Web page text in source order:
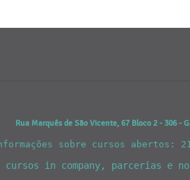
Rua Marquês de São Vicente, 67 Bloco 2 - 306 -
sobre cursos abertos:
cursos in company, parcerias e